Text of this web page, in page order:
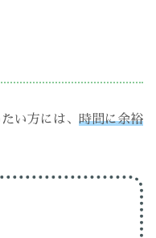
い方には、 時間に余裕